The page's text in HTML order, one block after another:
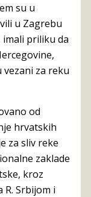
su u
u Zagrebu
imali priliku da
za reku
od
hrvatskih
za sliv reke
zaklade
kroz
Srbijom i